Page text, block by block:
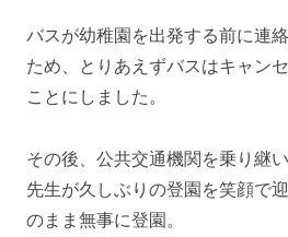
バスが幼稚園を出発する前に連
ため、とりあえずバスはキャン
ことにしました。
その後、公共交通機関を乗り継
先生が久しぶりの登園を笑顔で
のまま無事に登園。